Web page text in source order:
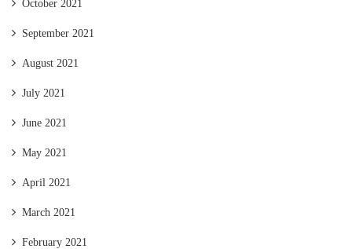
October 2021
September 2021
August 2021
July 2021
June 2021
May 2021
April 2021
March 2021
February 2021